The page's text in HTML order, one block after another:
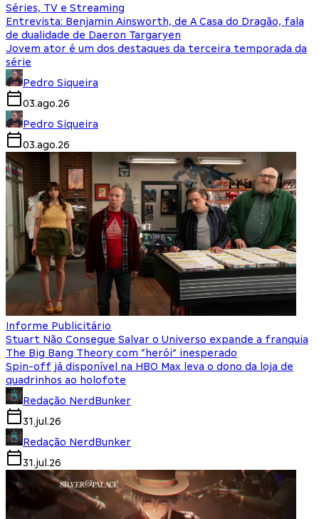
Séries, TV e Streaming
Entrevista: Benjamin Ainsworth, de A Casa do Dragão, fala
de dualidade de Daeron Targaryen
Jovem ator é um dos destaques da terceira temporada da
série
Pedro Siqueira
03.ago.26
Pedro Siqueira
03.ago.26
Informe Publicitário
Stuart Não Consegue Salvar o Universo expande a franquia
The Big Bang Theory com “herói” inesperado
Spin-off já disponível na HBO Max leva o dono da loja de
quadrinhos ao holofote
Redação NerdBunker
31.jul.26
Redação NerdBunker
31.jul.26